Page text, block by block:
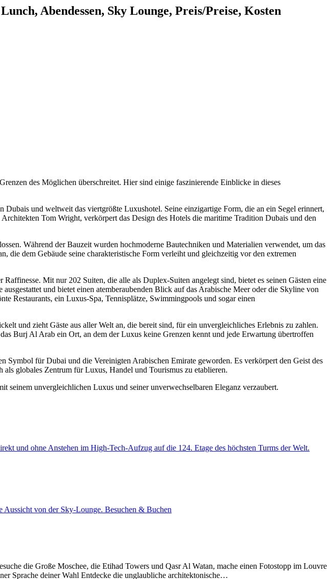
Abendessen, Sky Lounge, Preis/Preise, Kosten
des Möglichen überschreitet. Hier sind einige faszinierende Einblicke in dieses
und weltweit das viertgrößte Luxushotel. Seine einzigartige Form, die an ein Segel erinnert,
Tom Wright, verkörpert das Design des Hotels die maritime Tradition Dubais und den
Während der Bauzeit wurden hochmoderne Bautechniken und Materialien verwendet, um das
die dem Gebäude seine charakteristische Form verleiht und gleichzeitig vor den extremen
Mit nur 202 Suiten, die alle als Duplex-Suiten angelegt sind, bietet es seinen Gästen eine
und bietet einen atemberaubenden Blick auf das Arabische Meer oder die Skyline von
Restaurants, ein Luxus-Spa, Tennisplätze, Swimmingpools und sogar einen
und zieht Gäste aus aller Welt an, die bereit sind, für ein unvergleichliches Erlebnis zu zahlen.
Burj Al Arab ein Ort, an dem der Luxus keine Grenzen kennt und jede Erwartung übertroffen
für Dubai und die Vereinigten Arabischen Emirate geworden. Es verkörpert den Geist des
globales Zentrum für Luxus, Handel und Tourismus zu etablieren.
unvergleichlichen Luxus und seiner unverwechselbaren Eleganz verzaubert.
und ohne Anstehen im High-Tech-Aufzug auf die 124. Etage des höchsten Turms der Welt.
von der Sky-Lounge. Besuchen & Buchen
die Große Moschee, die Etihad Towers und Qasr Al Watan, mache einen Fotostopp im Louvre
Sprache deiner Wahl Entdecke die unglaubliche architektonische…